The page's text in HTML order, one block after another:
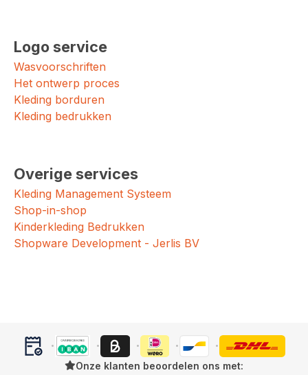
Logo service
Wasvoorschriften
Het ontwerp proces
Kleding borduren
Kleding bedrukken
Overige services
Kleding Management Systeem
Shop-in-shop
Kinderkleding Bedrukken
Shopware Development - Jerlis BV
Onze klanten beoordelen ons met: